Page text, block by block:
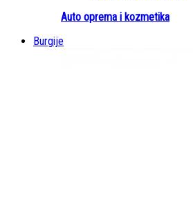
Auto oprema i kozmetika
Burgije